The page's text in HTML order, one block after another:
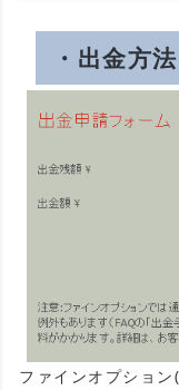
・出金方法
ファインオプショ